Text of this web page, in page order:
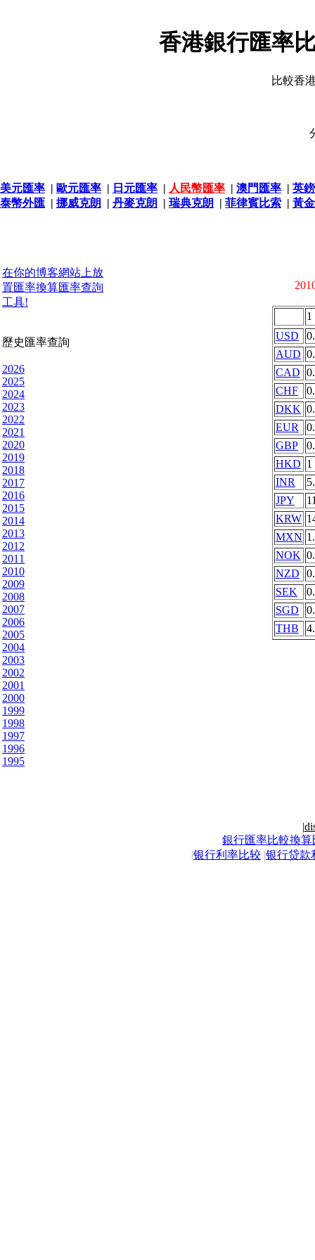
香港銀行匯率
比較香
美元匯率 | 歐元匯率 | 日元匯率 | 人民幣匯率 | 澳門匯率 | 英
泰幣外匯 | 挪威克朗 | 丹麥克朗 | 瑞典克朗 | 菲律賓比索 | 黃
在你的博客網站上放
置匯率換算匯率查詢
工具!
歷史匯率查詢
2026
2025
2024
2023
2022
2021
2020
2019
2018
2017
2016
2015
2014
2013
2012
2011
2010
2009
2008
2007
2006
2005
2004
2003
2002
2001
2000
1999
1998
1997
1996
1995
1
USD
AUD
CAD
CHF
DKK
EUR
GBP
HKD 1
INR
JPY
KRW
MXN
NOK
NZD
SEK
SGD
THB
|
銀行匯率比較換算
|银行利率比较 |银行贷款